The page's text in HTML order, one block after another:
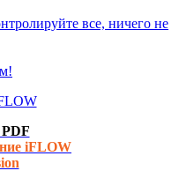
все, ничего не
iFLOW